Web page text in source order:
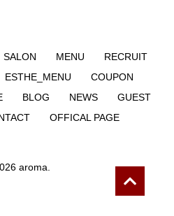
SALON MENU
RECRUIT
ESTHE_MENU
COUPON
BLOG NEWS
GUEST
OFFICAL PAGE
aroma.